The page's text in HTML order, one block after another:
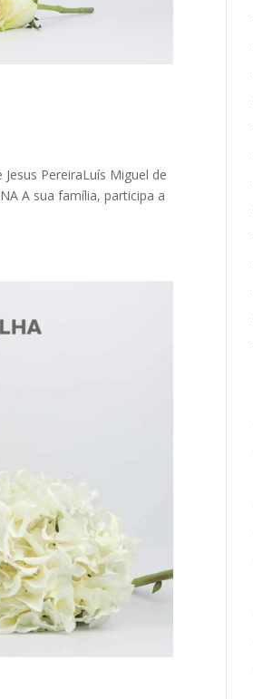
PereiraLuís Miguel de
A sua família, participa a